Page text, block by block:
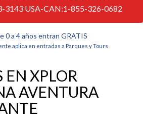
3143 USA-CAN:1-855-326-0682
0 a 4 años entran GRATIS
aplica en entradas a Parques y Tours
EN XPLOR
AVENTURA